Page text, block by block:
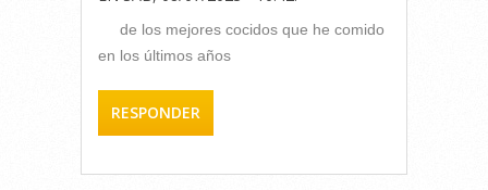
de los mejores cocidos que he comido
en los últimos años
RESPONDER